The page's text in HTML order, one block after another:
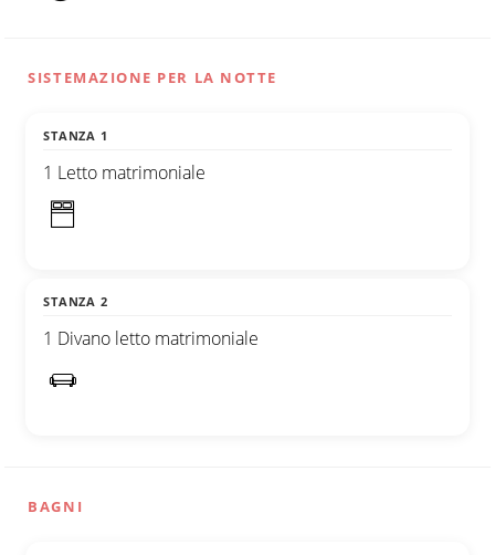
SISTEMAZIONE PER LA NOTTE
STANZA 1
1 Letto matrimoniale
STANZA 2
1 Divano letto matrimoniale
BAGNI